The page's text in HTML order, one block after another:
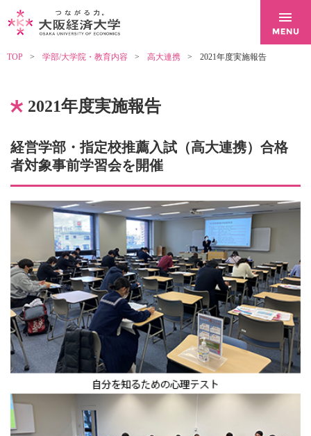
TOP 学部/大学院・教育内容 高大連携 2021年度実施報告
2021年度実施報告
経営学部・指定校推薦入試（高大連携）合格
者対象事前学習会を開催